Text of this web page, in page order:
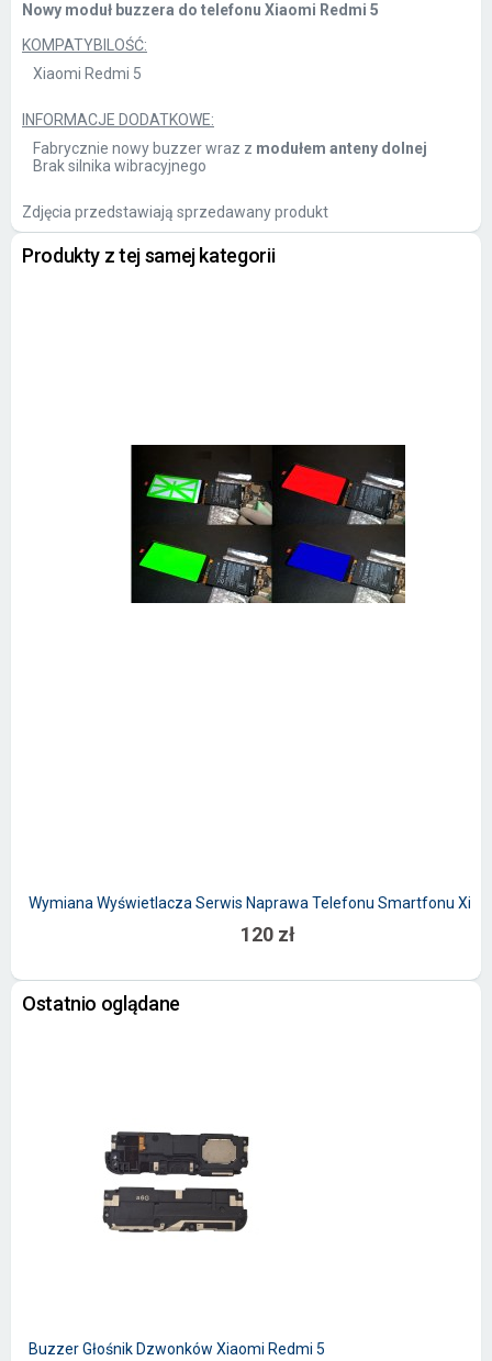
Nowy moduł buzzera do telefonu Xiaomi Redmi 5
KOMPATYBILOŚĆ:
Xiaomi Redmi 5
INFORMACJE DODATKOWE:
Fabrycznie nowy buzzer wraz z modułem anteny dolnej
Brak silnika wibracyjnego
Zdjęcia przedstawiają sprzedawany produkt
Produkty z tej samej kategorii
Wymiana Wyświetlacza Serwis Naprawa Telefonu Smartfonu
120 zł
Ostatnio oglądane
Buzzer Głośnik Dzwonków Xiaomi Redmi 5